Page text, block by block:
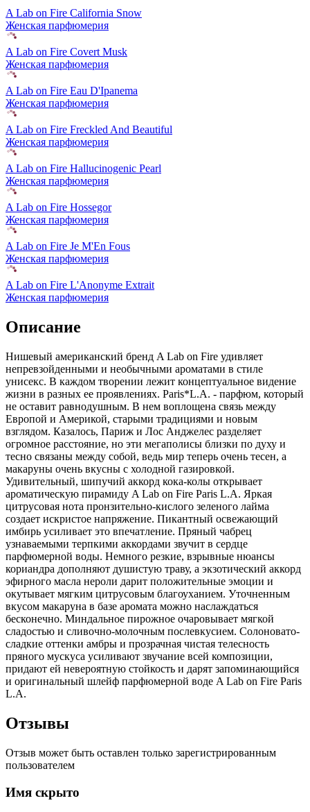
A Lab on Fire California Snow
Женская парфюмерия
A Lab on Fire Covert Musk
Женская парфюмерия
A Lab on Fire Eau D'Ipanema
Женская парфюмерия
A Lab on Fire Freckled And Beautiful
Женская парфюмерия
A Lab on Fire Hallucinogenic Pearl
Женская парфюмерия
A Lab on Fire Hossegor
Женская парфюмерия
A Lab on Fire Je M'En Fous
Женская парфюмерия
A Lab on Fire L'Anonyme Extrait
Женская парфюмерия
Описание
Нишевый американский бренд A Lab on Fire удивляет
непревзойденными и необычными ароматами в стиле
унисекс. В каждом творении лежит концептуальное видение
жизни в разных ее проявлениях. Paris*L.A. - парфюм, который
не оставит равнодушным. В нем воплощена связь между
Европой и Америкой, старыми традициями и новым
взглядом. Казалось, Париж и Лос Анджелес разделяет
огромное расстояние, но эти мегаполисы близки по духу и
тесно связаны между собой, ведь мир теперь очень тесен, а
макаруны очень вкусны с холодной газировкой.
Удивительный, шипучий аккорд кока-колы открывает
ароматическую пирамиду A Lab on Fire Paris L.A. Яркая
цитрусовая нота пронзительно-кислого зеленого лайма
создает искристое напряжение. Пикантный освежающий
имбирь усиливает это впечатление. Пряный чабрец
узнаваемыми терпкими аккордами звучит в сердце
парфюмерной воды. Немного резкие, взрывные нюансы
кориандра дополняют душистую траву, а экзотический аккорд
эфирного масла нероли дарит положительные эмоции и
окутывает мягким цитрусовым благоуханием. Уточненным
вкусом макаруна в базе аромата можно наслаждаться
бесконечно. Миндальное пирожное очаровывает мягкой
сладостью и сливочно-молочным послевкусием. Солоновато-
сладкие оттенки амбры и прозрачная чистая телесность
пряного мускуса усиливают звучание всей композиции,
придают ей невероятную стойкость и дарят запоминающийся
и оригинальный шлейф парфюмерной воде A Lab on Fire Paris
L.A.
Отзывы
Отзыв может быть оставлен только зарегистрированным
пользователем
Имя скрыто